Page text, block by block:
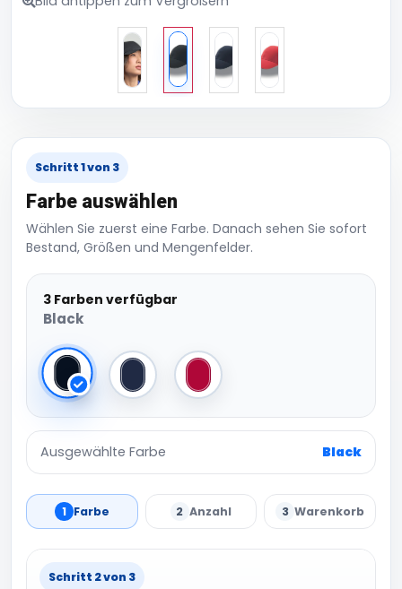
Schritt 1 von 3
Farbe auswählen
Wählen Sie zuerst eine Farbe. Danach sehen Sie sofort
Bestand, Größen und Mengenfelder.
3 Farben verfügbar
Black
Black Navy Red
Ausgewählte Farbe Black
1 Farbe 2 Anzahl 3 Warenkorb
Schritt 2 von 3